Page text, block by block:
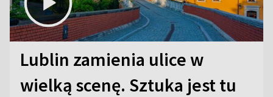
Lublin zamienia ulice w
wielką scenę. Sztuka jest tu